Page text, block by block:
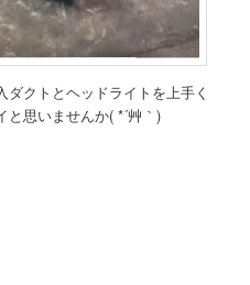
クトとヘッドライトを上手く
と思いませんか( *´艸｀)